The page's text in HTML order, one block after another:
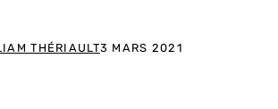
THÉRIAULT3 MARS 2021